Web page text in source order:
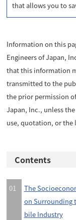
that allows you to
Information on this
Engineers of Japan,
that this information
transmitted to the
the prior permission
Japan, Inc., unless
use, quotation, or the
Contents
01
The
on Surrounding
bile Industry